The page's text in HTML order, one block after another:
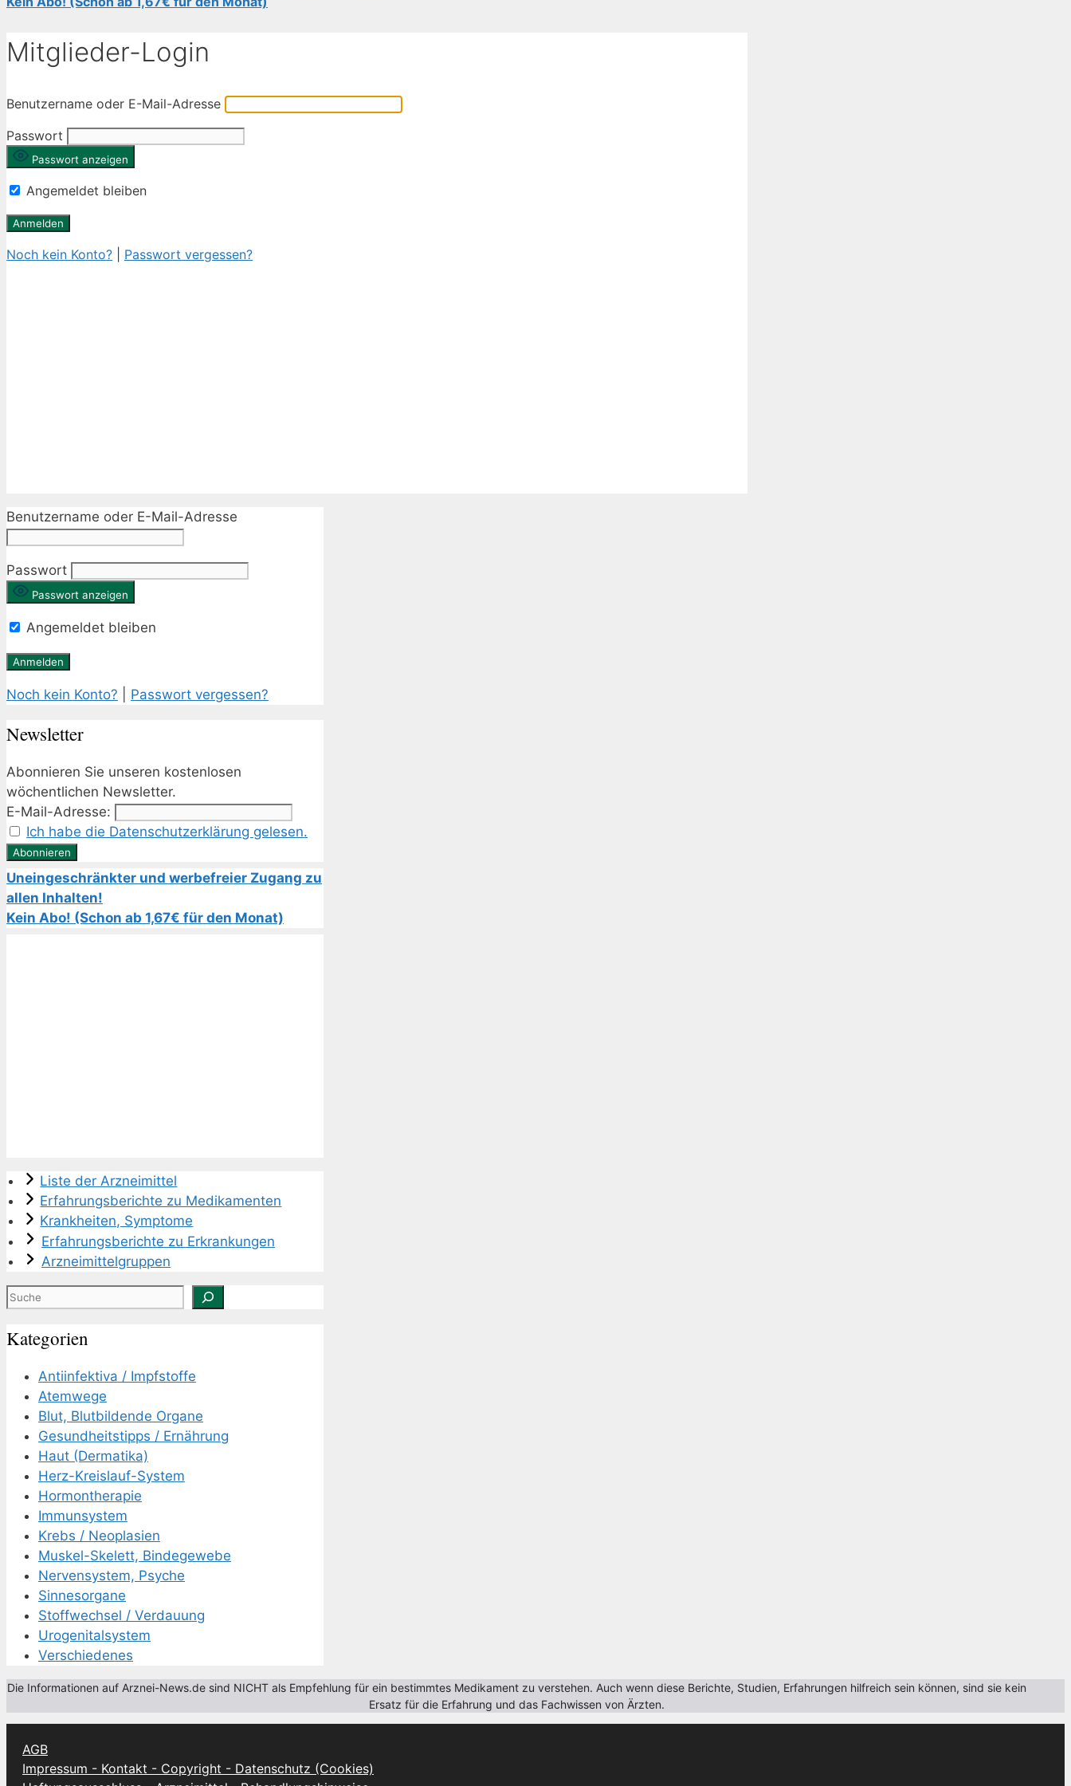
Mitglieder-Login
Benutzername oder E-Mail-Adresse
Passwort
Passwort anzeigen
Angemeldet bleiben
Noch kein Konto? Passwort vergessen?
Benutzername oder E-Mail-Adresse
Passwort
Passwort anzeigen
Angemeldet bleiben
Noch kein Konto? Passwort vergessen?
Newsletter
Abonnieren Sie unseren kostenlosen
wöchentlichen Newsletter.
E-Mail-Adresse:
Ich habe die Datenschutzerklärung gelesen.
Uneingeschränkter und werbefreier Zugang zu
allen Inhalten!
Kein Abo! (Schon ab 1,67€ für den Monat)
Liste der Arzneimittel
Erfahrungsberichte zu Medikamenten
Krankheiten, Symptome
Erfahrungsberichte zu Erkrankungen
Arzneimittelgruppen
Suchen
Kategorien
Antiinfektiva / Impfstoffe
Atemwege
Blut, Blutbildende Organe
Gesundheitstipps / Ernährung
Haut (Dermatika)
Herz-Kreislauf-System
Hormontherapie
Immunsystem
Krebs / Neoplasien
Muskel-Skelett, Bindegewebe
Nervensystem, Psyche
Sinnesorgane
Stoffwechsel / Verdauung
Urogenitalsystem
Verschiedenes
Die Informationen auf Arznei-News.de sind NICHT als Empfehlung für ein bestimmtes Medikament zu verstehen. Auch wenn diese Berichte, Studien, Erfahrungen hilfreich sein können, sind sie kein
Ersatz für die Erfahrung und das Fachwissen von Ärzten.
AGB
Impressum - Kontakt - Copyright - Datenschutz (Cookies)